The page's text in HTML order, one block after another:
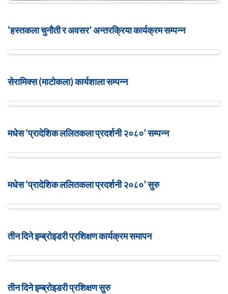
‘हस्तकला चुनौती र अवसर’ अन्तरक्रिया कार्यक्रम सम्पन्न
सेरामिक्स (माटोकला) कार्यशाला सम्पन्न
मधेस ‘प्रादेशिक ललितकला प्रदर्शनी २०८०’ सम्पन्न
मधेस ‘प्रादेशिक ललितकला प्रदर्शनी २०८०’ सुरु
तीन दिने इम्ब्रोइडरी प्रशिक्षण कार्यक्रम समापन
तीन दिने इम्ब्रोइडरी प्रशिक्षण सुरु